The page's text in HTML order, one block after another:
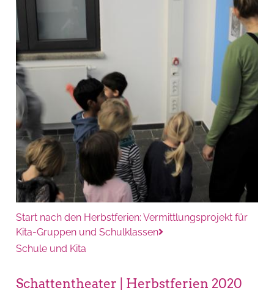
Start nach den Herbstferien: Vermittlungsprojekt für
Kita-Gruppen und Schulklassen
Schule und Kita
Schattentheater | Herbstferien 2020